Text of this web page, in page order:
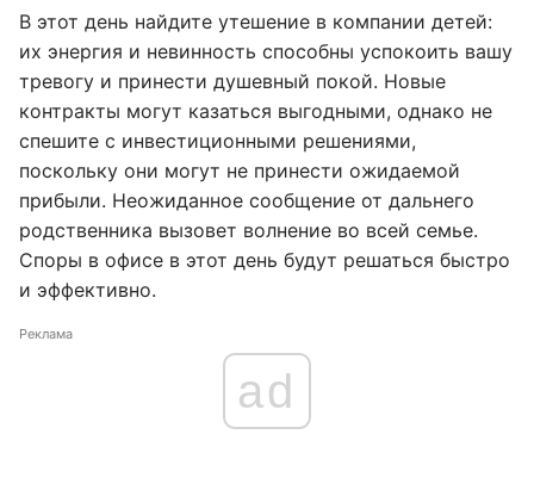
В этот день найдите утешение в компании детей:
их энергия и невинность способны успокоить вашу
тревогу и принести душевный покой. Новые
контракты могут казаться выгодными, однако не
спешите с инвестиционными решениями,
поскольку они могут не принести ожидаемой
прибыли. Неожиданное сообщение от дальнего
родственника вызовет волнение во всей семье.
Споры в офисе в этот день будут решаться быстро
и эффективно.
Реклама
ad